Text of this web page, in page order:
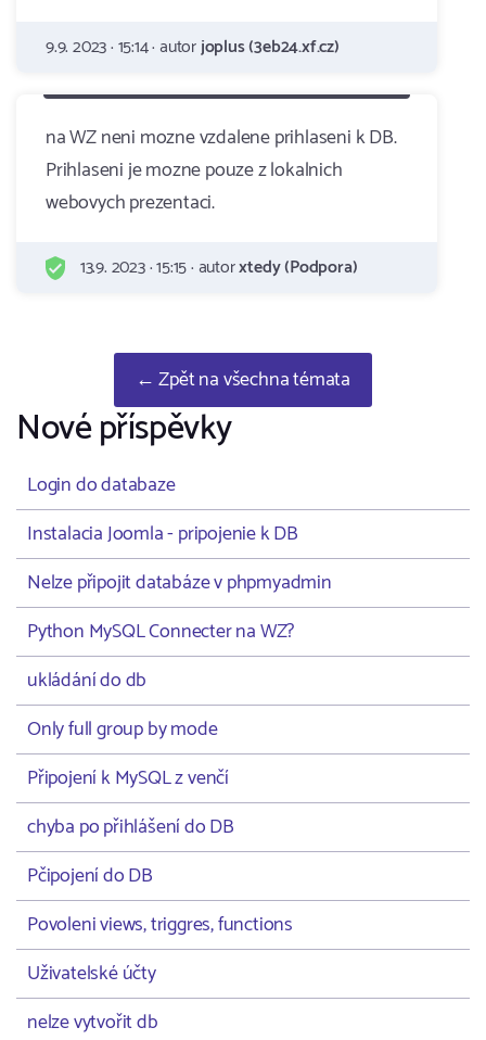
9.9. 2023 · 15:14 · autorjoplus (3eb24.xf.cz)
na WZ neni mozne vzdalene prihlaseni k DB.
Prihlaseni je mozne pouze z lokalnich
webovych prezentaci.
13.9. 2023 · 15:15 · autorxtedy (Podpora)
← Zpět na všechna témata
Nové příspěvky
Login do databaze
Instalacia Joomla - pripojenie k DB
Nelze připojit databáze v phpmyadmin
Python MySQL Connecter na WZ?
ukládání do db
Only full group by mode
Připojení k MySQL z venčí
chyba po přihlášení do DB
Pčipojení do DB
Povoleni views, triggres, functions
Uživatelské účty
nelze vytvořit db